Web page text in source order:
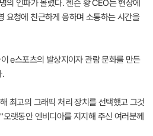
의 인파가 몰렸다. 젠슨 황 CEO는 현장에
요청에 친근하게 응하며 소통하는 시간을
e스포츠의 발상지이자 관람 문화를 만든
.
최고의 그래픽 처리 장치를 선택했고 그것
랫동안 엔비디아를 지지해 주신 여러분께